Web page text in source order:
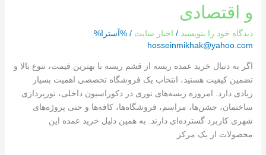
و اقتصادی
دیدگاه‌ خود را بنویسید / اخبار سایت / %آسترا%
hosseinmikhak@yahoo.com
اگر به دنبال خرید عمده ریسه از قشم ریسه با بهترین قیمت، تنوع بالا و
تضمین کیفیت هستید، انتخاب یک فروشگاه تخصصی اهمیت بسیار
زیادی دارد. امروزه ریسه‌های نوری در دکوراسیون داخلی، نورپردازی
ساختمان، جشن‌ها، مراسم، فروشگاه‌ها، کافه‌ها و حتی پروژه‌های
شهری کاربرد گسترده‌ای دارند. به همین دلیل خرید عمده این
محصولات از یک مرکز
قشم
ریسه؛
بهترین
برای
خرید
مستقیم
و
اقتصادی